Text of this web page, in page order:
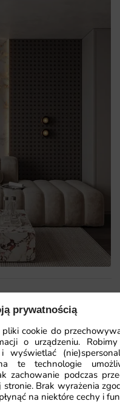
prywatnością
cookie do
o urządzeniu.
te technologie
zachowanie podczas
Brak wyrażenia
na niektóre cechy i